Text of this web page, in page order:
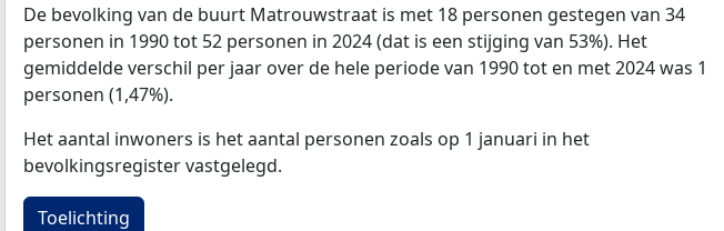
De bevolking van de buurt Matrouwstraat is met 18 personen gestegen van 34
personen in 1990 tot 52 personen in 2024 (dat is een stijging van 53%). Het
gemiddelde verschil per jaar over de hele periode van 1990 tot en met 2024 was 1
personen (1,47%).
Het aantal inwoners is het aantal personen zoals op 1 januari in het
bevolkingsregister vastgelegd.
Toelichting